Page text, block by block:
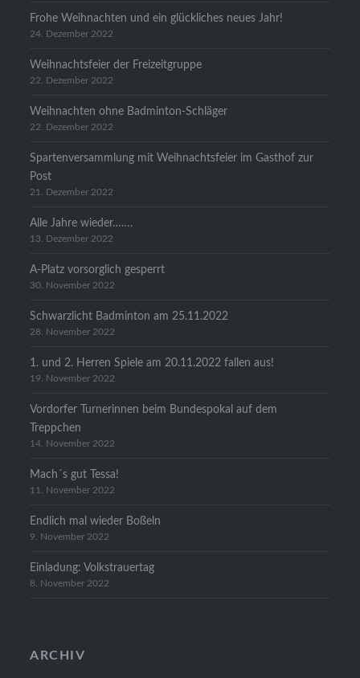
Frohe Weihnachten und ein glückliches neues Jahr!
24. Dezember 2022
Weihnachtsfeier der Freizeitgruppe
22. Dezember 2022
Weihnachten ohne Badminton-Schläger
22. Dezember 2022
Spartenversammlung mit Weihnachtsfeier im Gasthof zur
Post
21. Dezember 2022
Alle Jahre wieder…….
13. Dezember 2022
A-Platz vorsorglich gesperrt
30. November 2022
Schwarzlicht Badminton am 25.11.2022
28. November 2022
1. und 2. Herren Spiele am 20.11.2022 fallen aus!
19. November 2022
Vordorfer Turnerinnen beim Bundespokal auf dem
Treppchen
14. November 2022
Mach´s gut Tessa!
11. November 2022
Endlich mal wieder Boßeln
9. November 2022
Einladung: Volkstrauertag
8. November 2022
ARCHIV